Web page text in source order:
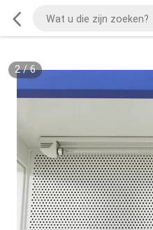
2/6